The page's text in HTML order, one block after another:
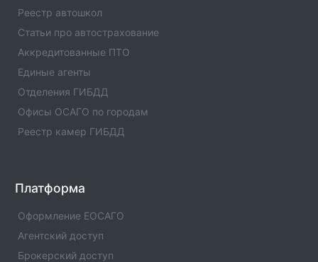
Реестр автошкол
Статьи про автострахование
Аккредитованные ПТО
Единые агенты
Отделения ГИБДД
Офисы ОСАГО по городам
Реестр камер ГИБДД
Платформа
Оформление ЕОСАГО
Агентский доступ
Брокерский доступ